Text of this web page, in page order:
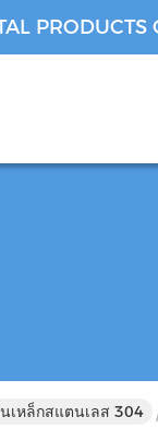
PRODUCTS
เหล็กสแตนเลส 304